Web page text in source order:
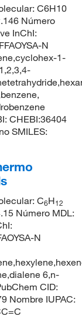
C6H10
Número
InChI:
N
1-
CHEBI:36404
SMILES:
C6H12
Número MDL:
N
6,n-
CID:
Nombre IUPAC: